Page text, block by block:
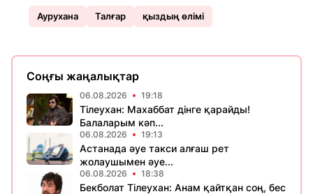
Аурухана Талғaр қыздың өлімі
Соңғы жаңалықтар
06.08.2026 19:18
Тілеухан: Махаббат дінге қарайды!
Балаларым кәп...
06.08.2026 19:13
Астанада әуе такси алғаш рет
жолаушымен әуе...
06.08.2026 18:38
Бекболат Тілеухан: Анам қайтқан соң, бес